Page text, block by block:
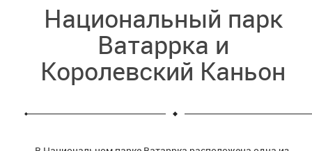
Национальный парк
Ватаррка и
Королевский Каньон